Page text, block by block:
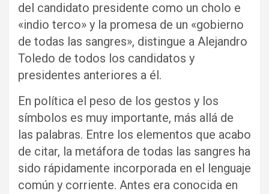
del candidato presidente como un cholo e
«indio terco» y la promesa de un «gobierno
de todas las sangres», distingue a Alejandro
Toledo de todos los candidatos y
presidentes anteriores a él.
En política el peso de los gestos y los
símbolos es muy importante, más allá de
las palabras. Entre los elementos que acabo
de citar, la metáfora de todas las sangres ha
sido rápidamente incorporada en el lenguaje
común y corriente. Antes era conocida en